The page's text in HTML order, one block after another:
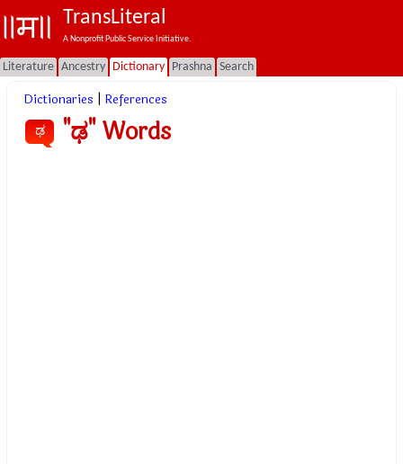
TransLiteral
A Nonprofit Public Service Initiative.
Literature Ancestry Dictionary Prashna Search
Dictionaries References
ಢ "ಢ" Words